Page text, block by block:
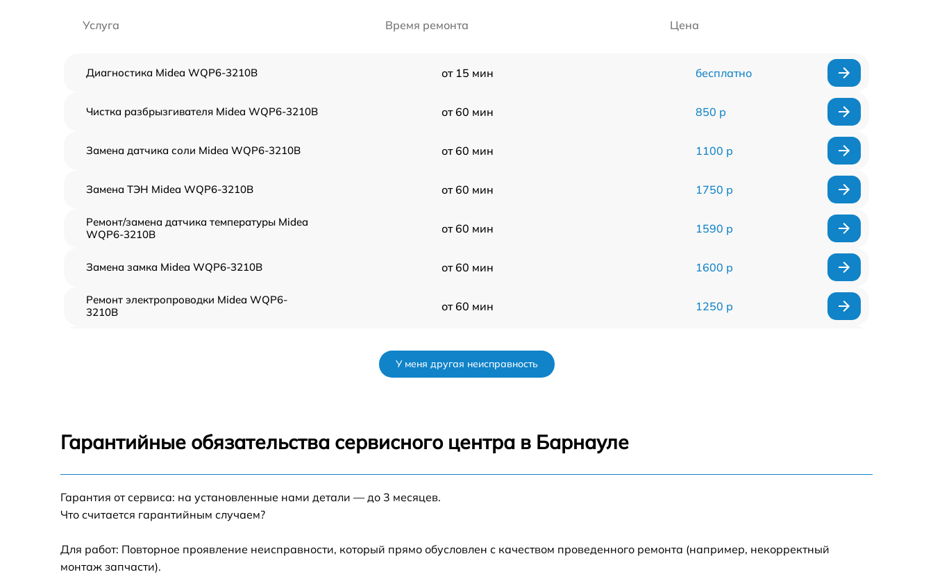
Услуга Время ремонта Цена
Диагностика Midea WQP6-3210B от 15 мин бесплатно
Чистка разбрызгивателя Midea WQP6-3210B от 60 мин 850 р
Замена датчика соли Midea WQP6-3210B от 60 мин 1100 р
Замена ТЭН Midea WQP6-3210B от 60 мин 1750 р
Ремонт/замена датчика температуры Midea
WQP6-3210B
от 60 мин 1590 р
Замена замка Midea WQP6-3210B от 60 мин 1600 р
Ремонт электропроводки Midea WQP6-
3210B
от 60 мин 1250 р
Замена панели управления Midea WQP6-
3210B
Замена разбрызгивателя Midea WQP6-
У меня другая неисправность
Гарантийные обязательства сервисного центра в Барнауле
Гарантия от сервиса: на установленные нами детали — до 3 месяцев.
Что считается гарантийным случаем?
Для работ: Повторное проявление неисправности, который прямо обусловлен с качеством проведенного ремонта (например, некорректный
монтаж запчасти).